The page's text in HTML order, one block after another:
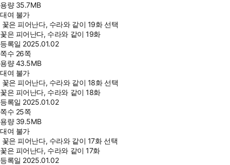
용량 35.7MB
대여 불가
꽃은 피어난다, 수라와 같이 19화 선택
꽃은 피어난다, 수라와 같이 19화
등록일 2025.01.02
쪽수 26쪽
용량43.5MB
대여 불가
꽃은 피어난다, 수라와 같이 18화 선택
꽃은 피어난다, 수라와 같이 18화
등록일 2025.01.02
쪽수 25쪽
용량 39.5MB
대여 불가
꽃은 피어난다, 수라와 같이 17화 선택
꽃은 피어난다, 수라와 같이 17화
등록일 2025.01.02